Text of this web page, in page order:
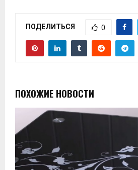
ПОДЕЛИТЬСЯ 0
ПОХОЖИЕ НОВОСТИ